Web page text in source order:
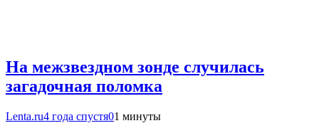
На межзвездном зонде случилась
загадочная поломка
Lenta.ru4 года спустя01 минуты